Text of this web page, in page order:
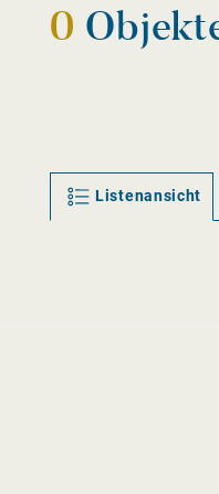
0
Listenansicht